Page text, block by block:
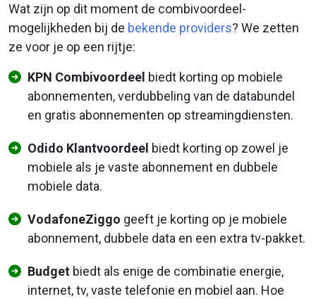
Wat zijn op dit moment de combivoordeel-
mogelijkheden bij de bekende providers? We zetten
ze voor je op een rijtje:
KPN Combivoordeel biedt korting op mobiele
abonnementen, verdubbeling van de databundel
en gratis abonnementen op streamingdiensten.
Odido Klantvoordeel biedt korting op zowel je
mobiele als je vaste abonnement en dubbele
mobiele data.
VodafoneZiggo geeft je korting op je mobiele
abonnement, dubbele data en een extra tv-pakket.
Budget biedt als enige de combinatie energie,
internet, tv, vaste telefonie en mobiel aan. Hoe